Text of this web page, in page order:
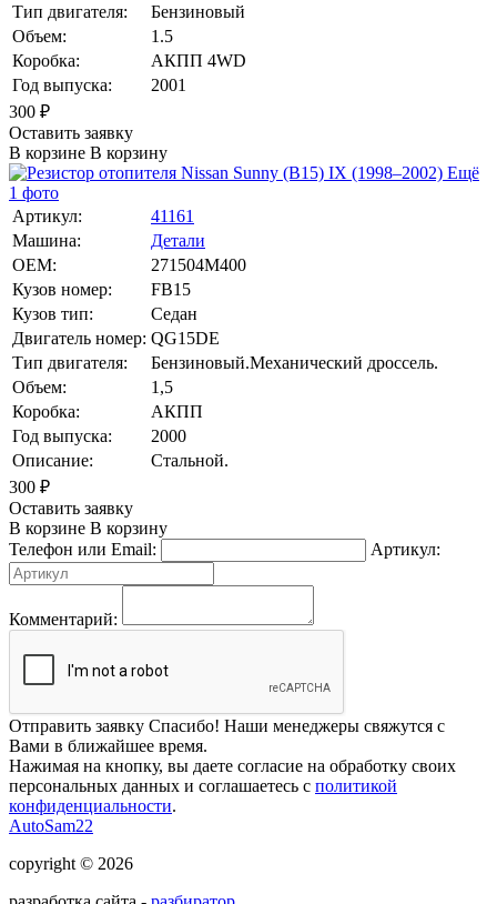
Тип двигателя:
Бензиновый
Объем:
1.5
Коробка:
АКПП 4WD
Год выпуска:
2001
300 ₽
Оставить заявку
В корзине В корзину
Ещё
1 фото
Артикул:
41161
Машина:
Детали
OEM:
271504M400
Кузов номер:
FB15
Кузов тип:
Седан
Двигатель номер: QG15DE
Тип двигателя:
Бензиновый.Механический дроссель.
Объем:
1,5
Коробка:
АКПП
Год выпуска:
2000
Описание:
Стальной.
300 ₽
Оставить заявку
В корзине В корзину
Телефон или Email:
Артикул:
Комментарий:
Отправить заявку Спасибо! Наши менеджеры свяжутся с
Вами в ближайшее время.
Нажимая на кнопку, вы даете согласие на обработку своих
персональных данных и соглашаетесь с политикой
конфиденциальности.
AutoSam22
copyright © 2026